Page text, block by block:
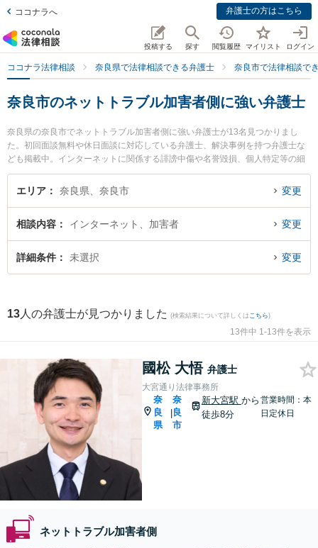
ココナラへ 弁護士の方はこちら
投稿する 探す 閲覧履歴 マイリスト ログイン
ココナラ法律相談 奈良県で法律相談できる弁護士 奈良市で法律相談で
奈良市のネットトラブル加害者側に強い弁護士
奈良県の奈良市でネットトラブル加害者側に強い弁護士が13名見つかりまし
た。初回面談無料や休日面談に対応している弁護士、解決事例を持つ弁護士な
ども掲載中。インターネットに関係する誹謗中傷や名誉毀損、個人特定等の細
かな分野での絞り込み検索もでき便利です。特に大宮通り法律事務所の國松 大
悟弁護士や登大路総合法律事務所の瀧口 勇弁護士、たんだ法律事務所の反田 貴
に弁護士に相談したい』『ネットトラブル加害者側のトラブル解決の実績豊富
な近くの弁護士を検索したい』『初回相談無料でネットトラブル加害者側を法
律相談できる奈良市内の弁護士に相談予約したい』などでお困りの相談者さん
エリア 奈良県、奈良市 変更
相談内容 インターネット、加害者 変更
詳細条件 未選択 変更
13 人の弁護士が見つかりました (検索結果について詳しくは こちら)
13件中 1-13件を表示
國松 大悟 弁護士
大宮通り法律事務所
奈
良
県
|
奈
良
市
新大宮駅 から
徒歩8分
営業時間：本
日定休日
ネットトラブル加害者側